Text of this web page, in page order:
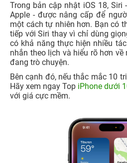
Trong bản cập nhật iOS 18,
Apple - được nâng cấp để
một cách tự nhiên hơn. Bạn có
tiếp với Siri thay vì chỉ dùng
có khả năng thực hiện nhiều
nhắn theo lịch và hiểu rõ hơn
đang trò chuyện.
Bên cạnh đó, nếu thắc mắc 10
Hãy xem ngay Top iPhone dưới
với giá cực mềm.